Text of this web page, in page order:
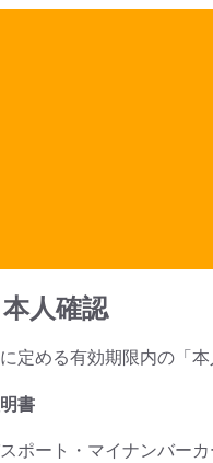
人確認
定める有効期限内の「本
書
ポート・マイナンバー